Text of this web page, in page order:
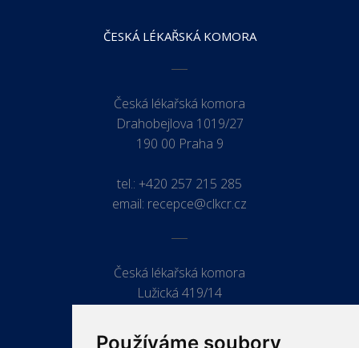
Používáme soubory
ČESKÁ LÉKAŘSKÁ KOMORA
Česká lékařská komora
Drahobejlova 1019/27
190 00 Praha 9
tel.: +420 257 215 285
email: recepce@clkcr.cz
Česká lékařská komora
Lužická 419/14